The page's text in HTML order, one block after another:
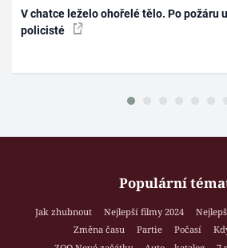
V chatce leželo ohořelé tělo. Po požáru
policisté
Populární
Jak zhubnout Nejlepší filmy 2024
Změna času
Partie Počasí